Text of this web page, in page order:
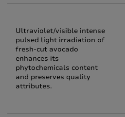
Ultraviolet/visible intense
pulsed light irradiation of
fresh-cut avocado
enhances its
phytochemicals content
and preserves quality
attributes.